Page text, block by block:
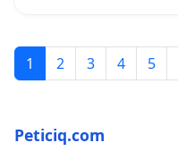
1 2 3 4 5
Peticiq.com